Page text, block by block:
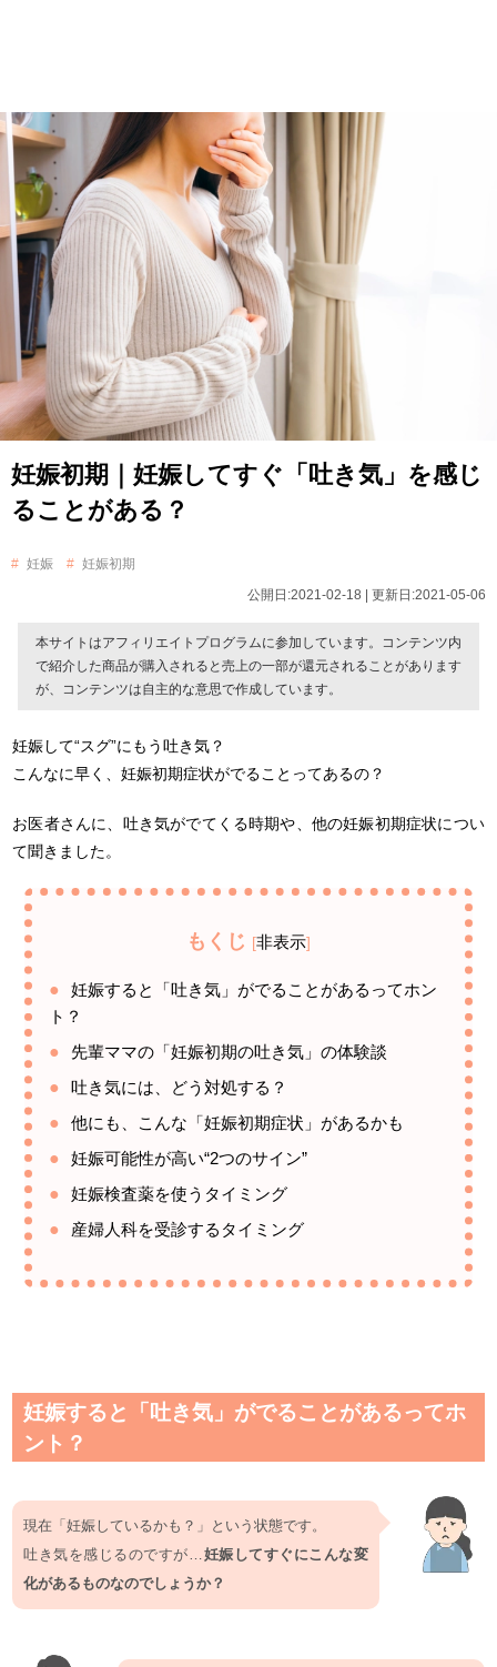
妊娠初期｜妊娠してすぐ「吐き気」を感じ
ることがある？
妊娠
妊娠初期
公開日:2021-02-18 | 更新日:2021-05-06
本サイトはアフィリエイトプログラムに参加しています。コンテンツ内
で紹介した商品が購入されると売上の一部が還元されることがあります
が、コンテンツは自主的な意思で作成しています。
妊娠して“スグ”にもう吐き気？
こんなに早く、妊娠初期症状がでることってあるの？
お医者さんに、吐き気がでてくる時期や、他の妊娠初期症状につい
て聞きました。
もくじ [非表示]
妊娠すると「吐き気」がでることがあるってホン
ト？
先輩ママの「妊娠初期の吐き気」の体験談
吐き気には、どう対処する？
他にも、こんな「妊娠初期症状」があるかも
妊娠可能性が高い“2つのサイン”
妊娠検査薬を使うタイミング
産婦人科を受診するタイミング
妊娠すると「吐き気」がでることがあるってホ
ント？
現在「妊娠しているかも？」という状態です。
吐き気を感じるのですが… 妊娠してすぐにこんな変
化があるものなのでしょうか？